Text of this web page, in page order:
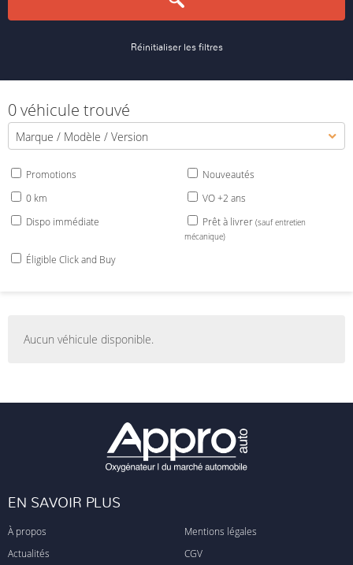
Réinitialiser les filtres
0 véhicule trouvé
Marque / Modèle / Version
Promotions
Nouveautés
0 km
VO +2 ans
Dispo immédiate
Prêt à livrer (sauf entretien
mécanique)
Éligible Click and Buy
Aucun véhicule disponible.
EN SAVOIR PLUS
À propos
Actualités
Mentions légales
CGV